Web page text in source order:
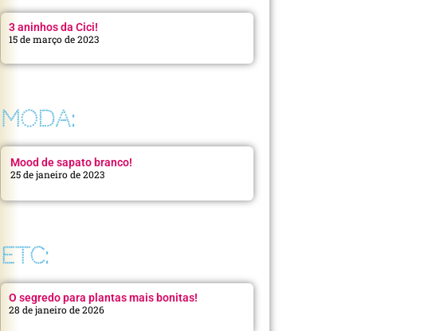
3 aninhos da Cici!
15 de março de 2023
MODA:
Mood de sapato branco!
25 de janeiro de 2023
ETC:
O segredo para plantas mais bonitas!
28 de janeiro de 2026